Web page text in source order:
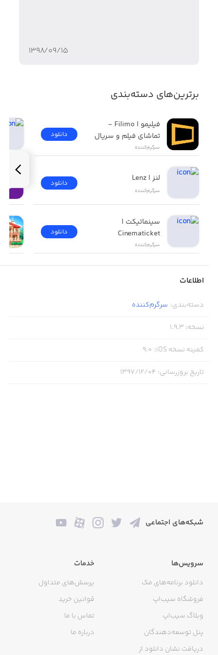
۱۳۹۸/۰۹/۱۵
برترین‌های دسته‌بندی
تماشای فیلم و سریال
سرگرم‌کننده
دانلود
لنز | Lenz
سرگرم‌کننده
دانلود
Cinematicket
سرگرم‌کننده
دانلود
اطلاعات
دسته‌بندی: سرگرم‌کننده
نسخه:
1.9.3
کمینه نسخه iOS :
9.0
تاریخ بروزرسانی: ۱۳۹۷/۱۲/۰۴
شبکه‌های اجتماعی
سرویس‌ها
دانلود برنامه‌های مک
فروشگاه سیب‌اپ
وبلاگ سیب‌اپ
پنل توسعه‌دهندگان
دریافت نشان دانلود از
خدمات
پرسش‌های متداول
قوانین خرید
تماس با ما
درباره ما